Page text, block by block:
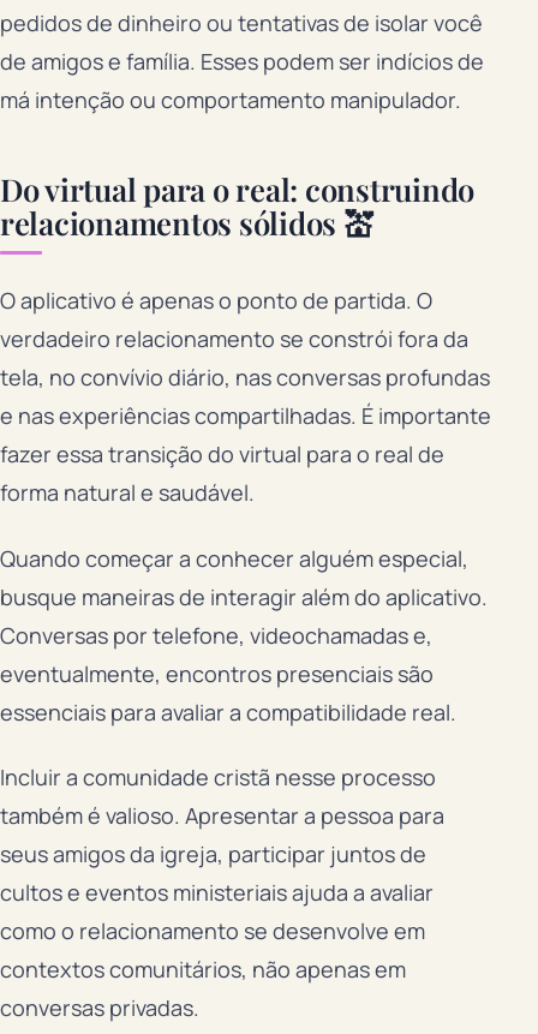
pedidos de dinheiro ou tentativas de isolar você
de amigos e família. Esses podem ser indícios de
má intenção ou comportamento manipulador.
Do virtual para o real: construindo
relacionamentos sólidos 💒
O aplicativo é apenas o ponto de partida. O
verdadeiro relacionamento se constrói fora da
tela, no convívio diário, nas conversas profundas
e nas experiências compartilhadas. É importante
fazer essa transição do virtual para o real de
forma natural e saudável.
Quando começar a conhecer alguém especial,
busque maneiras de interagir além do aplicativo.
Conversas por telefone, videochamadas e,
eventualmente, encontros presenciais são
essenciais para avaliar a compatibilidade real.
Incluir a comunidade cristã nesse processo
também é valioso. Apresentar a pessoa para
seus amigos da igreja, participar juntos de
cultos e eventos ministeriais ajuda a avaliar
como o relacionamento se desenvolve em
contextos comunitários, não apenas em
conversas privadas.